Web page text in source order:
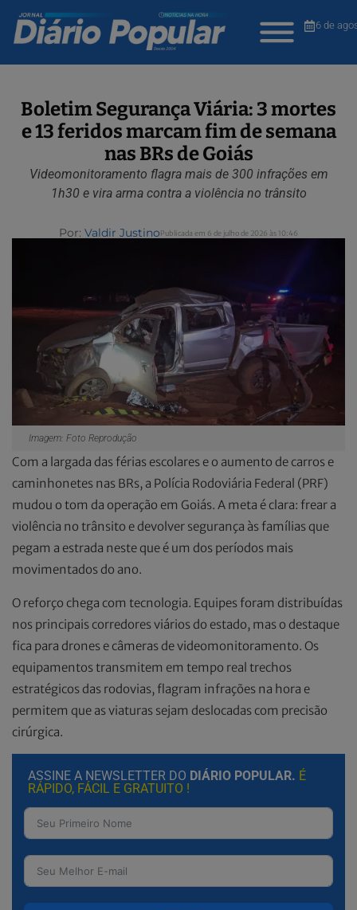
6 de
Boletim Segurança Viária: 3 mortes
e 13 feridos marcam fim de semana
nas BRs de Goiás
Videomonitoramento flagra mais de 300 infrações em
1h30 e vira arma contra a violência no trânsito
Por: Valdir JustinoPublicada em 6 de julho de 2026 às 10:46
Imagem: Foto Reprodução
Com a largada das férias escolares e o aumento de carros e
caminhonetes nas BRs, a Polícia Rodoviária Federal (PRF)
mudou o tom da operação em Goiás. A meta é clara: frear a
violência no trânsito e devolver segurança às famílias que
pegam a estrada neste que é um dos períodos mais
movimentados do ano.
O reforço chega com tecnologia. Equipes foram distribuídas
nos principais corredores viários do estado, mas o destaque
fica para drones e câmeras de videomonitoramento. Os
equipamentos transmitem em tempo real trechos
estratégicos das rodovias, flagram infrações na hora e
permitem que as viaturas sejam deslocadas com precisão
cirúrgica.
ASSINE A NEWSLETTER DO DIÁRIO POPULAR. É
RÁPIDO, FÁCIL E GRATUITO !